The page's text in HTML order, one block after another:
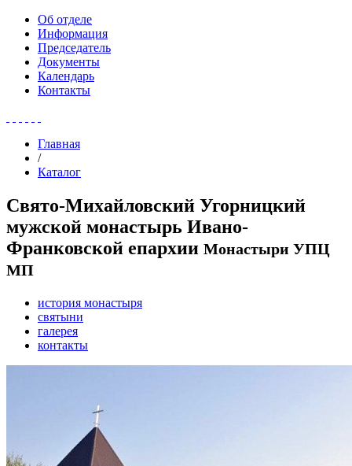
Об отделе
Информация
Председатель
Документы
Календарь
Контакты
Главная
/
Каталог
Свято-Михайловский Угорницкий
мужской монастырь Ивано-
Франковской епархии Монастыри УПЦ
МП
история монастыря
святыни
галерея
контакты